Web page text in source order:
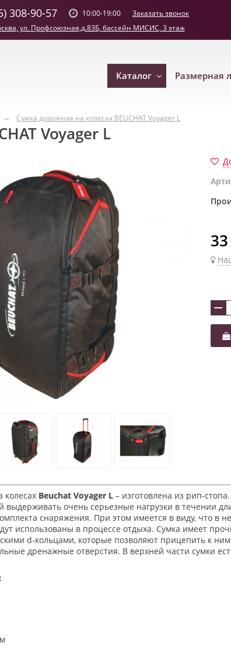
308-90-57 10:00-19:00 Заказать звонок
ул. Профсоюзная,д.83Б, бассейн МИСИС, 3 этаж
Каталог Размерная
Сумка дорожная на колесах BEUCHAT Voyager L
Voyager L
−
колесах Beuchat Voyager L – изготовлена из рип-
выдерживать очень серьезные нагрузки в течении
снаряжения. При этом имеется в виду, что в
использованы в процессе отдыха. Сумка имеет
d-кольцами, которые позволяют прицепить к
дренажные отверстия. В верхней части сумки